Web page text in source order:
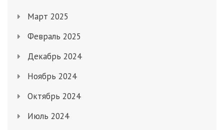
Март 2025
Февраль 2025
Декабрь 2024
Ноябрь 2024
Октябрь 2024
Июль 2024